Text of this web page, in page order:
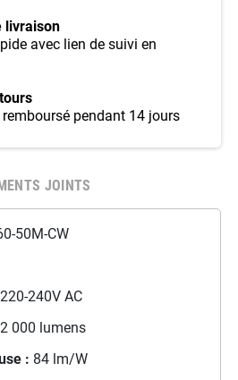
livraison
avec lien de suivi en
pendant 14 jours
JOINTS
50M-CW
220-240V AC
000 lumens
: 84 lm/W